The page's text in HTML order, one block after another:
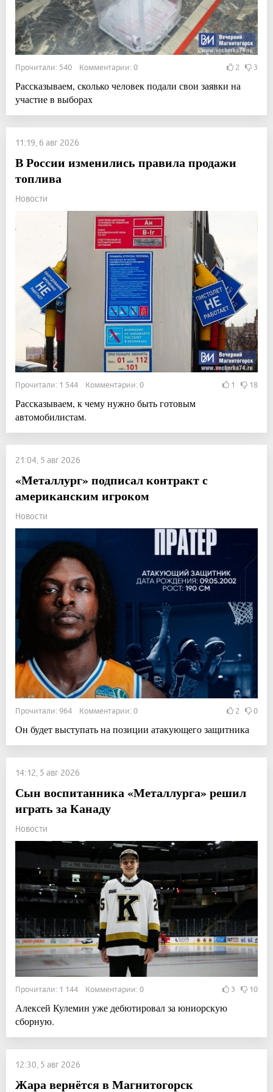
Прочитали: 540 Комментарии: 0 2 3
Рассказываем, сколько человек подали свои заявки на
участие в выборах
11:19, 6 авг 2026
В России изменились правила продажи
топлива
Новости
Прочитали: 1 544 Комментарии: 0 1 18
Рассказываем, к чему нужно быть готовым
автомобилистам.
21:04, 5 авг 2026
«Металлург» подписал контракт с
американским игроком
Новости
Прочитали: 964 Комментарии: 0 2 0
Он будет выступать на позиции атакующего защитника
14:12, 5 авг 2026
Сын воспитанника «Металлурга» решил
играть за Канаду
Новости
Прочитали: 1 144 Комментарии: 0 3 10
Алексей Кулемин уже дебютировал за юниорскую
сборную.
12:30, 5 авг 2026
Жара вернётся в Магнитогорск